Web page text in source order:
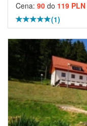
Cena: 90 do 119 PLN
(1)